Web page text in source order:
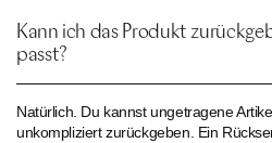
Kann ich das Produkt
passt?
Natürlich. Du kannst ungetragene
unkompliziert zurückgeben. Ein